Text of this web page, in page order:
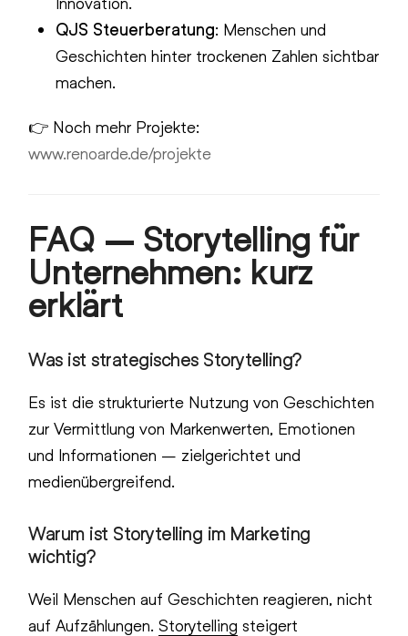
QJS Steuerberatung: Menschen und
Geschichten hinter trockenen Zahlen sichtbar
machen.
👉 Noch mehr Projekte:
www.renoarde.de/projekte
FAQ – Storytelling für
Unternehmen: kurz
erklärt
Was ist strategisches Storytelling?
Es ist die strukturierte Nutzung von Geschichten
zur Vermittlung von Markenwerten, Emotionen
und Informationen – zielgerichtet und
medienübergreifend.
Warum ist Storytelling im Marketing
wichtig?
Weil Menschen auf Geschichten reagieren, nicht
auf Aufzählungen.Storytelling steigert